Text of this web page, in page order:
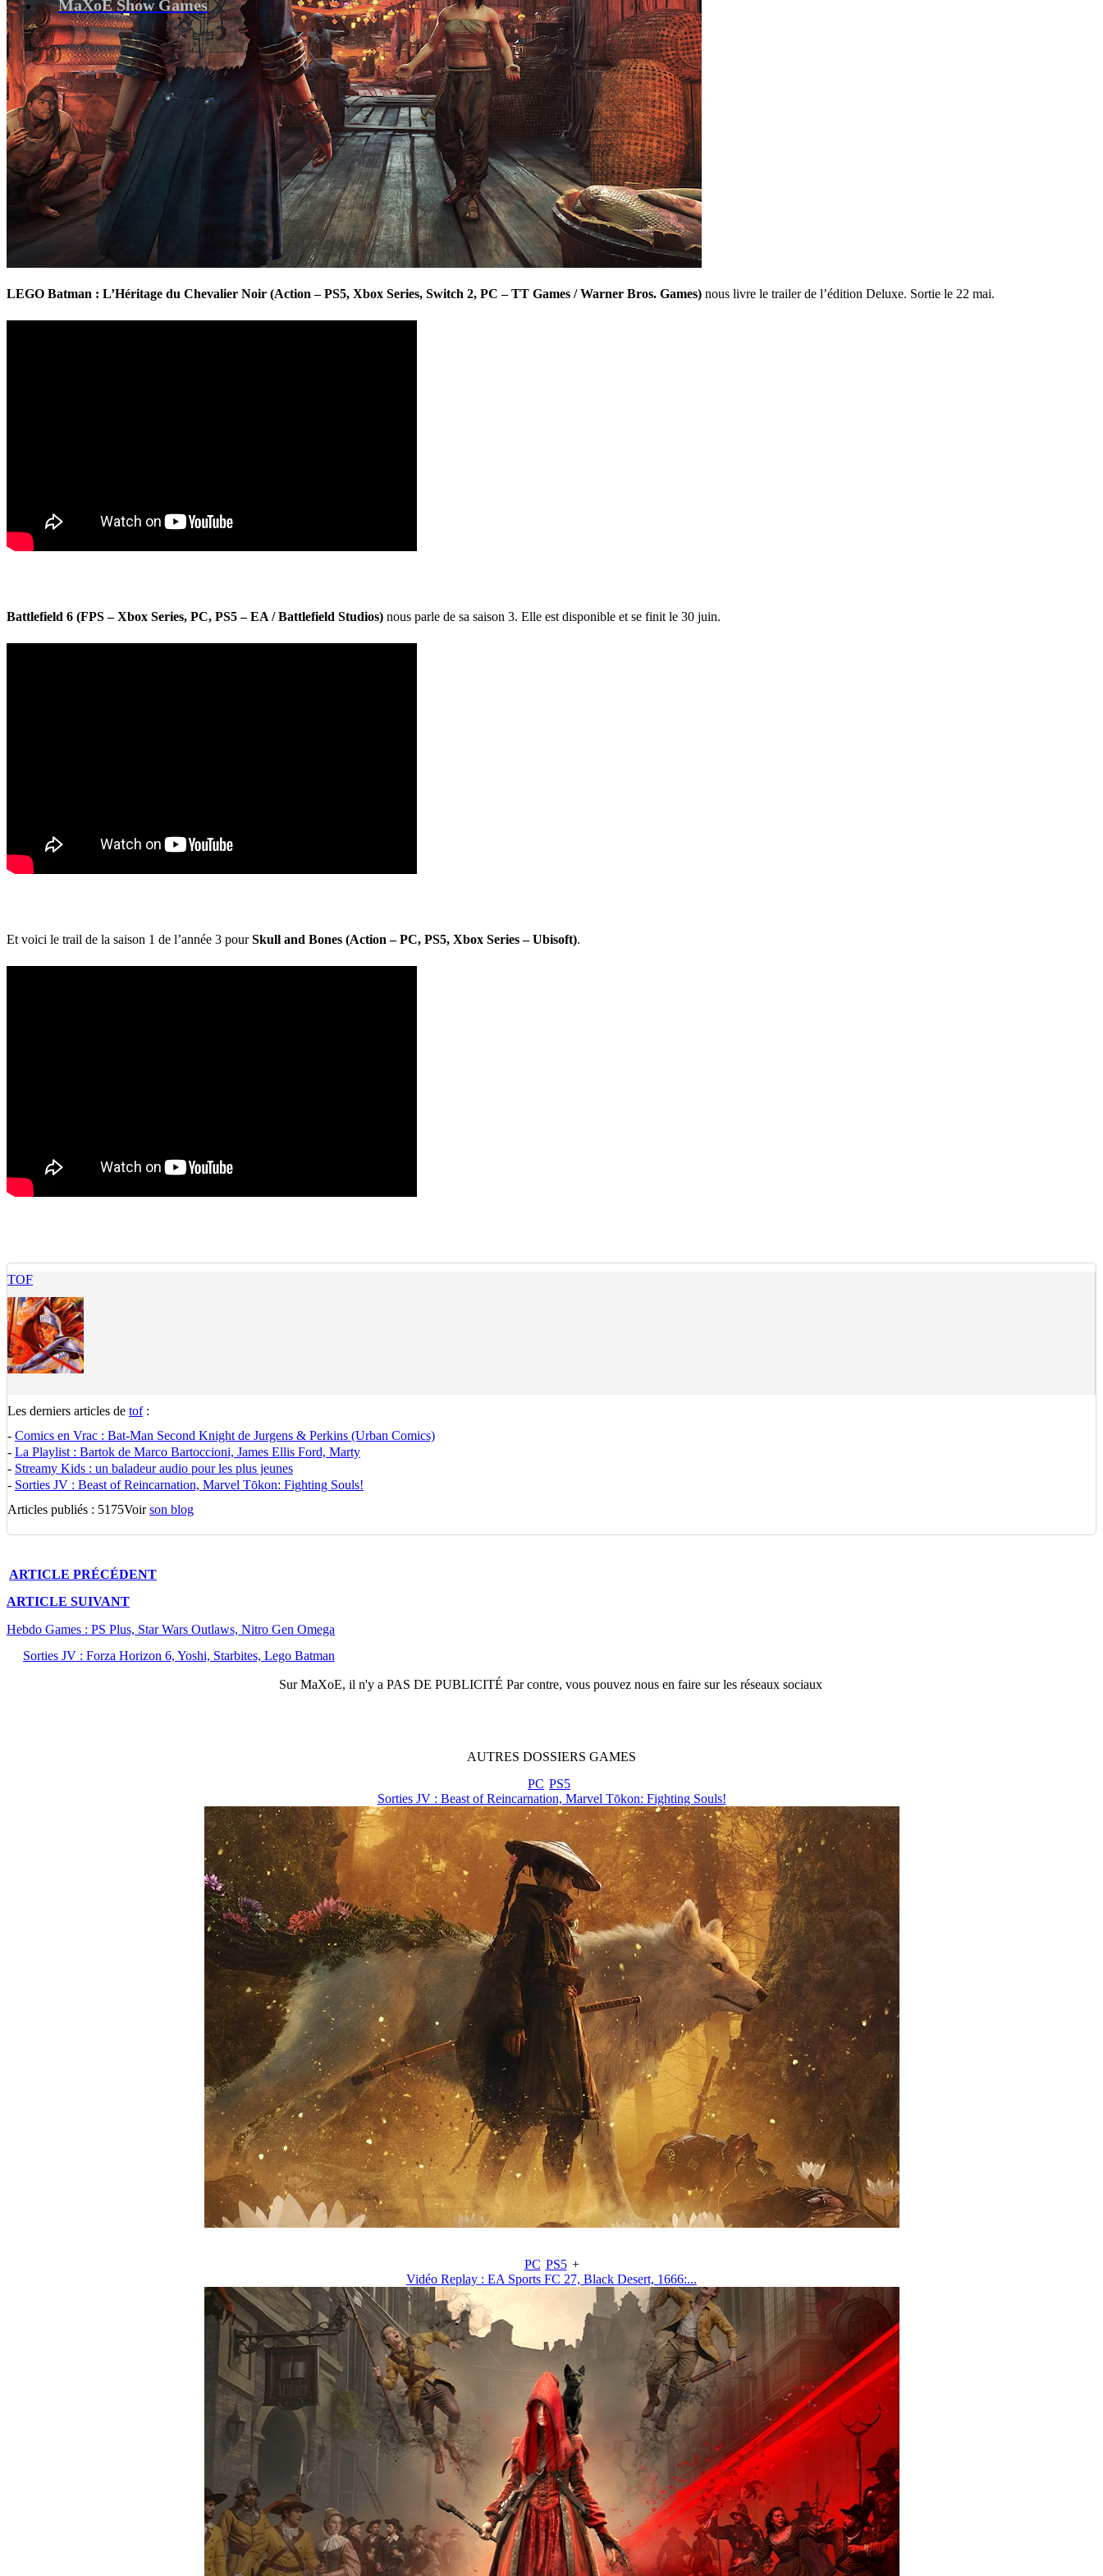
MaXoE Show Games
LEGO Batman : L’Héritage du Chevalier Noir (Action – PS5, Xbox Series, Switch 2, PC – TT Games / Warner Bros. Games) nous livre le trailer de l’édition Deluxe. Sortie le 22 mai.
Battlefield 6 (FPS – Xbox Series, PC, PS5 – EA / Battlefield Studios) nous parle de sa saison 3. Elle est disponible et se finit le 30 juin.
Et voici le trail de la saison 1 de l’année 3 pourSkull and Bones (Action – PC, PS5, Xbox Series – Ubisoft).
TOF
Les derniers articles de tof:
- Comics en Vrac : Bat-Man Second Knight de Jurgens & Perkins (Urban Comics)
- La Playlist : Bartok de Marco Bartoccioni, James Ellis Ford, Marty
- Streamy Kids : un baladeur audio pour les plus jeunes
- Sorties JV : Beast of Reincarnation, Marvel Tōkon: Fighting Souls!
Articles publiés : 5175Voirson blog
ARTICLE PRÉCÉDENT
ARTICLE SUIVANT
Hebdo Games : PS Plus, Star Wars Outlaws, Nitro Gen Omega
Sorties JV : Forza Horizon 6, Yoshi, Starbites, Lego Batman
SurMaXoE, il n'y a PAS DE PUBLICITÉ Par contre, vous pouvez nous en faire sur les réseaux sociaux
AUTRES DOSSIERS GAMES
PC PS5
Sorties JV : Beast of Reincarnation, Marvel Tōkon: Fighting Souls!
PC PS5 +
Vidéo Replay : EA Sports FC 27, Black Desert, 1666:...